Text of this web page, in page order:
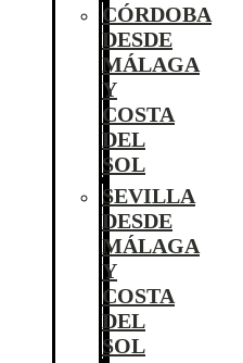
CÓRDOBA
DESDE
MÁLAGA
Y
COSTA
DEL
SOL
SEVILLA
DESDE
MÁLAGA
Y
COSTA
DEL
SOL